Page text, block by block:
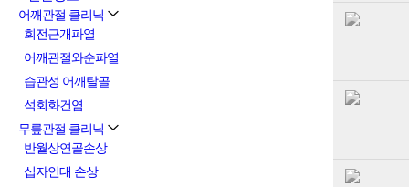
어깨관절 클리닉
회전근개파열
어깨관절와순파열
습관성 어깨탈골
석회화건염
무릎관절 클리닉
반월상연골손상
십자인대 손상